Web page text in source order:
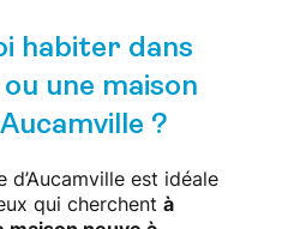
habiter dans
une maison
?
d’Aucamville est idéale
qui cherchent à